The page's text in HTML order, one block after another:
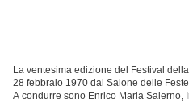
La ventesima edizione del Festival
28 febbraio 1970 dal Salone delle
A condurre sono Enrico Maria Salerno,